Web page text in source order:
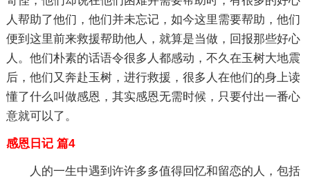
人帮助了他们，他们并未忘记，如今这里需要帮助，他们
便到这里前来救援帮助他人，就算是当做，回报那些好心
人。他们朴素的话语令很多人都感动，不久在玉树大地震
后，他们又奔赴玉树，进行救援，很多人在他们的身上读
懂了什么叫做感恩，其实感恩无需时候，只要付出一番心
意就可以了。
感恩日记 篇4
人的一生中遇到许许多多值得回忆和留恋的人，包括